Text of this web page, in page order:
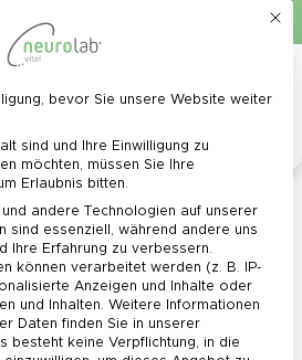
in 1 - 3 Werktagen
Richtlinie
Mit
bevor Sie unsere Website weiter
sind und Ihre Einwilligung zu
möchten, müssen Sie Ihre
Erlaubnis bitten.
andere Technologien auf unserer
sind essenziell, während andere uns
Ihre Erfahrung zu verbessern.
können verarbeitet werden (z. B. IP-
Anzeigen und Inhalte oder
und Inhalten. Weitere Informationen
Daten finden Sie in unserer
besteht keine Verpflichtung, in die